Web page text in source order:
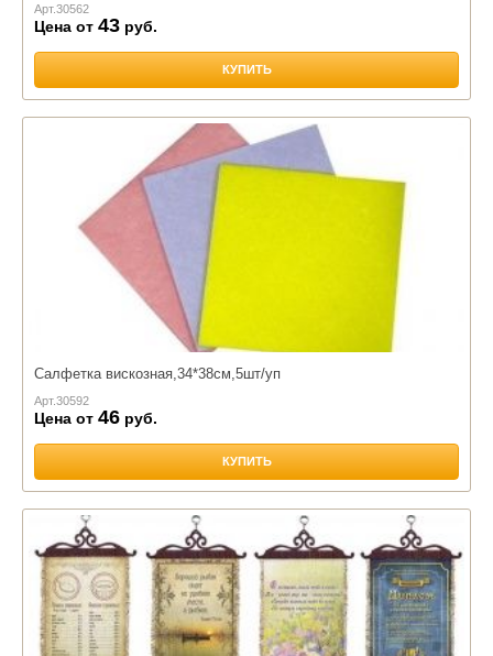
Арт.30562
Цена от 43 руб.
КУПИТЬ
Салфетка вискозная,34*38см,5шт/уп
Арт.30592
Цена от 46 руб.
КУПИТЬ